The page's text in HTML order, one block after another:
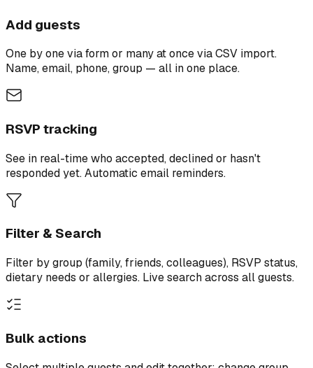
Add guests
One by one via form or many at once via CSV import.
Name, email, phone, group — all in one place.
RSVP tracking
See in real-time who accepted, declined or hasn't
responded yet. Automatic email reminders.
Filter & Search
Filter by group (family, friends, colleagues), RSVP status,
dietary needs or allergies. Live search across all guests.
Bulk actions